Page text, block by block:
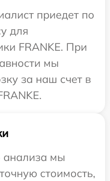
приедет по
для
FRANKE. При
мы
за наш счет в
анализа мы
стоимость,